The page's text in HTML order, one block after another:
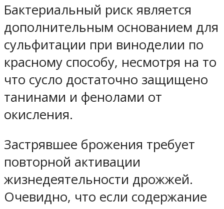
Бактериальный риск является
дополнительным основанием для
сульфитации при виноделии по
красному способу, несмотря на то
что сусло достаточно защищено
танинами и фенолами от
окисления.
Застрявшее брожения требует
повторной активации
жизнедеятельности дрожжей.
Очевидно, что если содержание